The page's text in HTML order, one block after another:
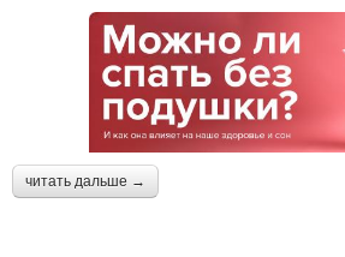
читать дальше →